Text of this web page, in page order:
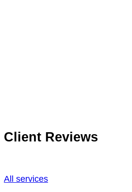
Client Reviews
All services